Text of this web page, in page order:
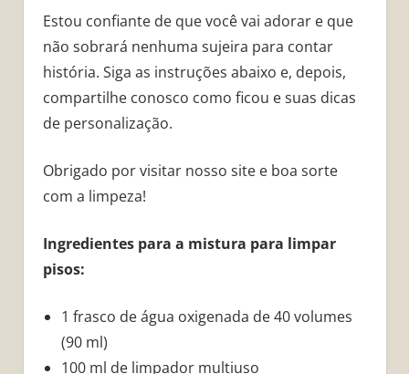
Estou confiante de que você vai adorar e que
não sobrará nenhuma sujeira para contar
história. Siga as instruções abaixo e, depois,
compartilhe conosco como ficou e suas dicas
de personalização.
Obrigado por visitar nosso site e boa sorte
com a limpeza!
Ingredientes para a mistura para limpar
pisos:
1 frasco de água oxigenada de 40 volumes
(90 ml)
100 ml de limpador multiuso